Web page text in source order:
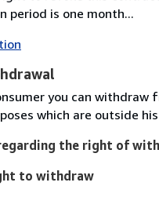
period is one month...
you can
which are outside
the right of
to withdraw